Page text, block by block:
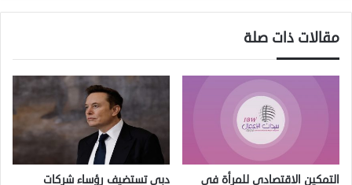
مقالات ذات صلة
التمكين الاقتصادي للمرأة في دبي تستضيف رؤساء شركات